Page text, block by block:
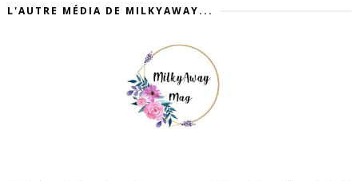
L'AUTRE MÉDIA DE MILKYAWAY...